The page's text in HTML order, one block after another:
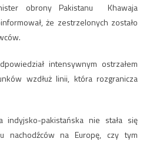
obrony Pakistanu Khawaja
że zestrzelonych zostało
intensywnym ostrzałem
wzdłuż linii, która rozgranicza
indyjsko-pakistańska nie stała się
nachodźców na Europę, czy tym